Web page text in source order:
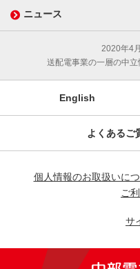
ニュース
2020年4
送配電事業の一層の中立
English
よくあるご
個人情報のお取扱いに
ご
サ